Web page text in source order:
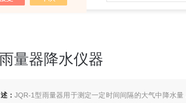
量器降水仪器
：JQR-1型雨量器用于测定一定时间间隔的大气中降水